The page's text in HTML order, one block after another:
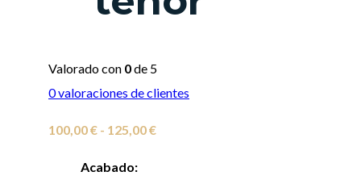
Valorado con 0de 5
0valoraciones de clientes
100,00€ - 125,00€Rango
Acabado: